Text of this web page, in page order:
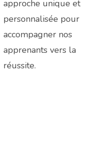
approche unique et
personnalisée pour
accompagner nos
apprenants vers la
réussite.